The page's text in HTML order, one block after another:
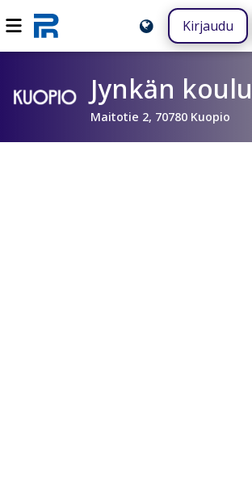
Kirjaudu
Jynkän koulu
Maitotie 2, 70780 Kuopio